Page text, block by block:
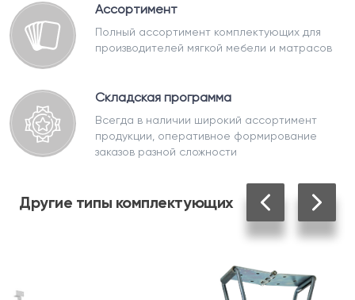
Ассортимент
Полный ассортимент комплектующих для
производителей мягкой мебели и матрасов
Складская программа
Всегда в наличии широкий ассортимент
продукции, оперативное формирование
заказов разной сложности
Другие типы комплектующих